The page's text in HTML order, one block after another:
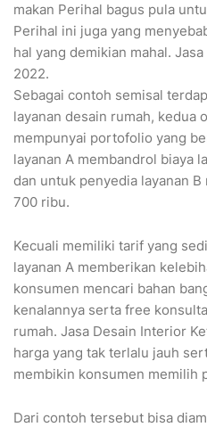
makan Perihal bagus pula
Perihal ini juga yang
hal yang demikian mahal.
2022.
Sebagai contoh semisal
layanan desain rumah, kedua
mempunyai portofolio yang
layanan A membandrol biaya
dan untuk penyedia layanan
700 ribu.
Kecuali memiliki tarif yang
layanan A memberikan
konsumen mencari bahan
kenalannya serta free
rumah. Jasa Desain Interior
harga yang tak terlalu jauh
membikin konsumen memilih
Dari contoh tersebut bisa